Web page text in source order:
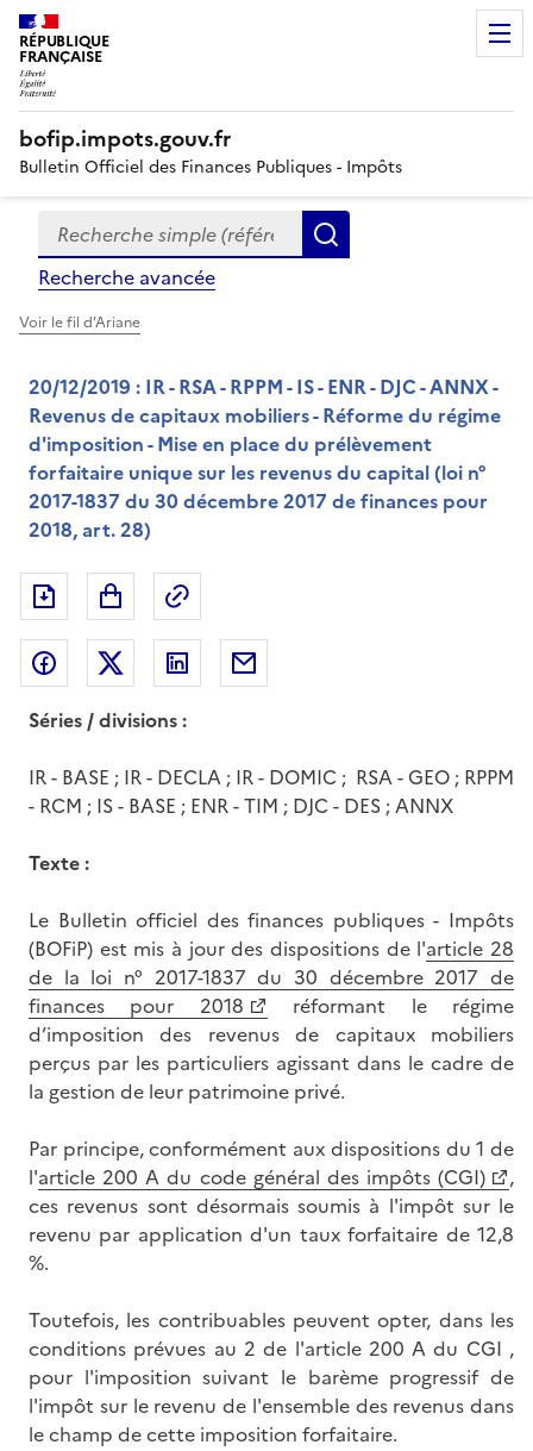
RÉPUBLIQUE
FRANÇAISE
bofip.impots.gouv.fr
Bulletin Officiel des Finances Publiques - Impôts
Formulaire
de
recherche
Recherche simple (références, mots clés, partie du
Recherche avancée
Voir le fil d'Ariane
20/12/2019 : IR - RSA - RPPM - IS - ENR - DJC - ANNX -
Revenus de capitaux mobiliers - Réforme du régime
d'imposition - Mise en place du prélèvement
forfaitaire unique sur les revenus du capital (loi n°
2017-1837 du 30 décembre 2017 de finances pour
2018, art. 28)
Exporter le document au format pdf
Partager sur Facebook
Partager sur Twitter
Partager sur LinkedIn
Séries / divisions :
IR - BASE ; IR - DECLA ; IR - DOMIC ; RSA - GEO ; RPPM
- RCM ; IS - BASE ; ENR - TIM ; DJC - DES ; ANNX
Texte :
Le Bulletin officiel des finances publiques - Impôts
(BOFiP) est mis à jour des dispositions de l'article 28
de la loi n° 2017-1837 du 30 décembre 2017 de
finances pour 2018
réformant le régime
d’imposition des revenus de capitaux mobiliers
perçus par les particuliers agissant dans le cadre de
la gestion de leur patrimoine privé.
Par principe, conformément aux dispositions du 1 de
l'article 200 A du code général des impôts (CGI)
,
ces revenus sont désormais soumis à l'impôt sur le
revenu par application d'un taux forfaitaire de 12,8
%.
Toutefois, les contribuables peuvent opter, dans les
conditions prévues au 2 de l'article 200 A du CGI ,
pour l'imposition suivant le barème progressif de
l'impôt sur le revenu de l'ensemble des revenus dans
le champ de cette imposition forfaitaire.